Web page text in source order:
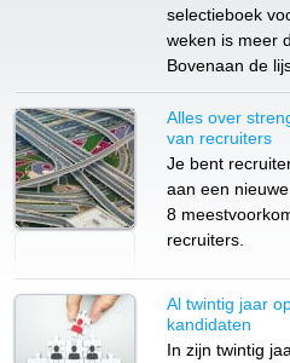
selectieboek
weken is meer
Bovenaan de
Alles over
van recruiters
Je bent
aan een
8
recruiters.
Al twintig jaar
kandidaten
In zijn twintig